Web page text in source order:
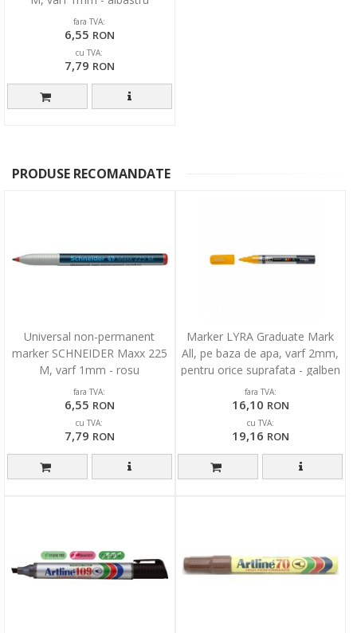
fara TVA:
6,55 RON
cu TVA:
7,79 RON
PRODUSE RECOMANDATE
Universal non-permanent
marker SCHNEIDER Maxx 225
M, varf 1mm - rosu
fara TVA:
6,55 RON
cu TVA:
7,79 RON
Marker LYRA Graduate Mark
All, pe baza de apa, varf 2mm,
pentru orice suprafata - galben
fara TVA:
16,10 RON
cu TVA:
19,16 RON